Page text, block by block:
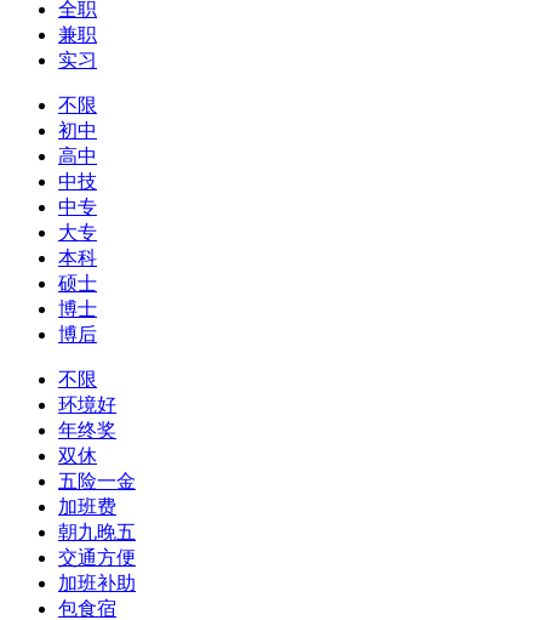
全职
兼职
实习
不限
初中
高中
中技
中专
大专
本科
硕士
博士
博后
不限
环境好
年终奖
双休
五险一金
加班费
朝九晚五
交通方便
加班补助
包食宿